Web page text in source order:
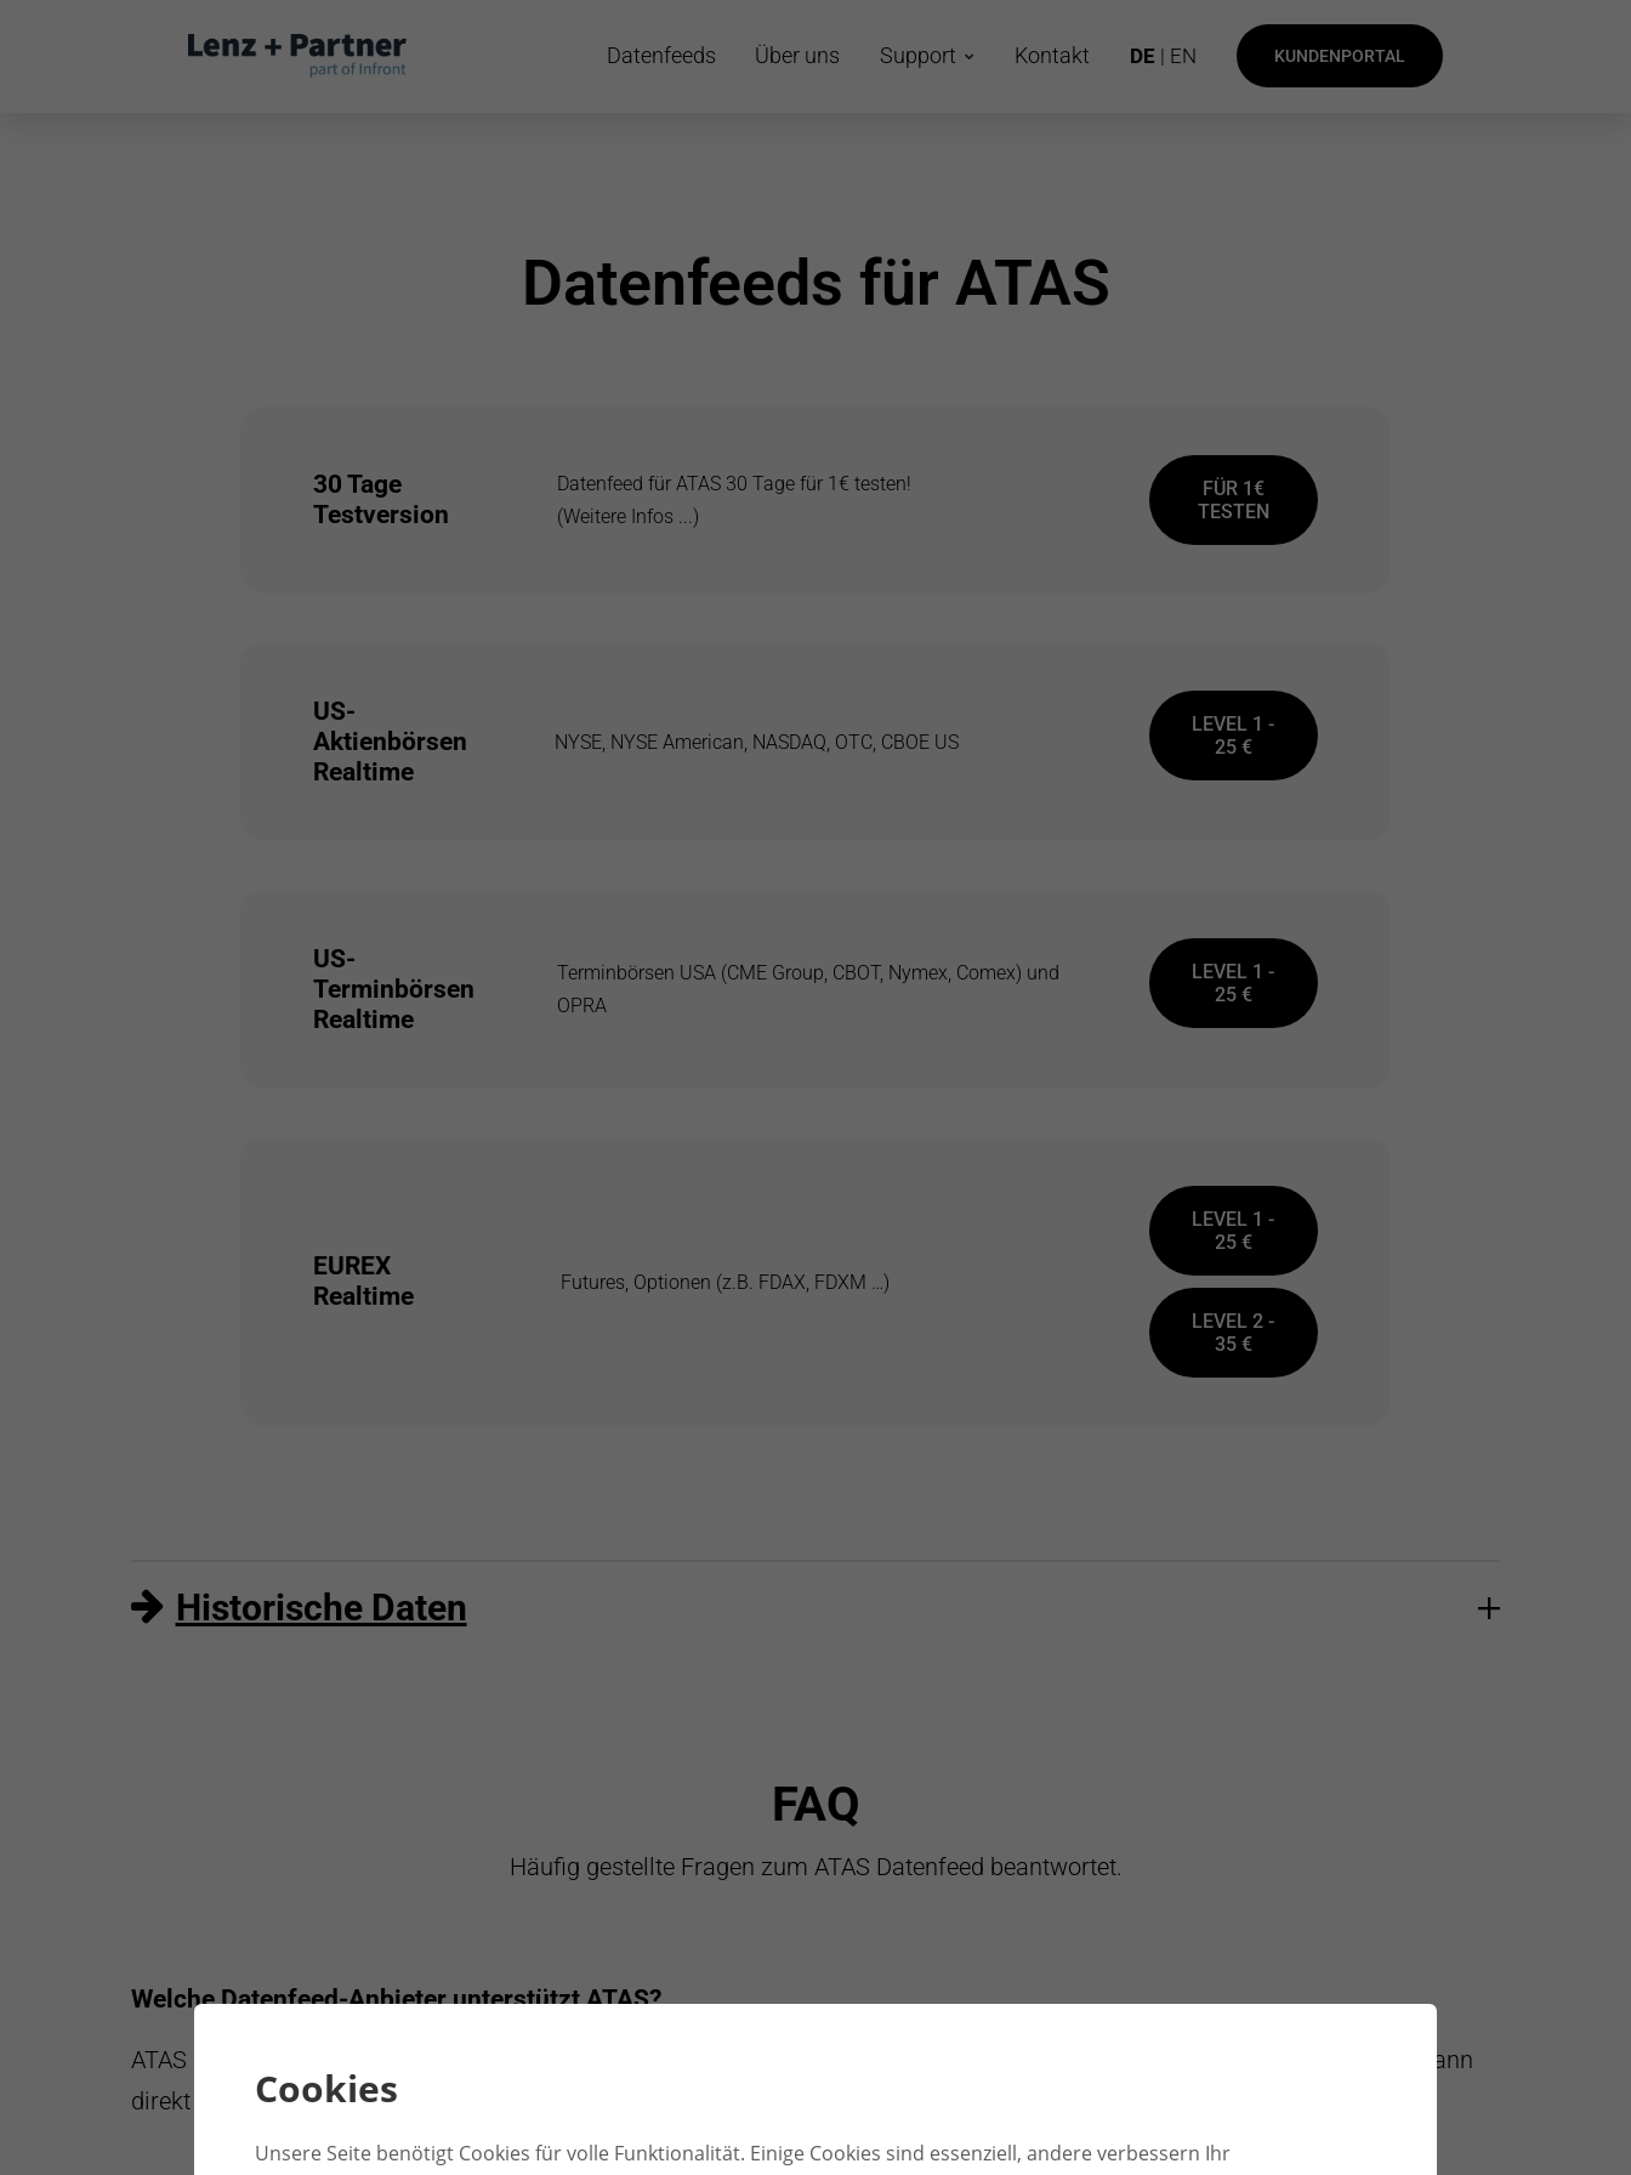
Datenfeeds Über uns Support Kontakt DE | EN KUNDENPORTAL
Datenfeeds für ATAS
30 Tage
Testversion
Datenfeed für ATAS 30 Tage für 1€ testen!
(Weitere Infos ...)
FÜR 1€
TESTEN
US-
Aktienbörsen
Realtime
NYSE, NYSE American, NASDAQ, OTC, CBOE US
LEVEL 1 -
25 €
US-
Terminbörsen
Realtime
Terminbörsen USA (CME Group, CBOT, Nymex, Comex) und
OPRA
LEVEL 1 -
25 €
EUREX
Realtime
Futures, Optionen (z.B. FDAX, FDXM …)
LEVEL 1 -
25 €
LEVEL 2 -
35 €
Historische Daten
FAQ
Häufig gestellte Fragen zum ATAS Datenfeed beantwortet.
Welche Datenfeed-Anbieter unterstützt ATAS?
ATAS unterstützt verschiedene Datenfeed-Anbieter. TAI-PAN ist offiziell in der
gelistet und kann
direkt über Verbindungen → Hinzufügen → TAI-PAN eingerichtet werden.
Cookies
Unsere Seite benötigt Cookies für volle Funktionalität. Einige Cookies sind essenziell, andere verbessern Ihr